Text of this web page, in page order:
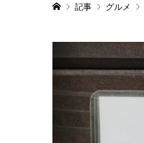
記事 グルメ